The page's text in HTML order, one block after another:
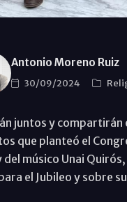
Antonio Moreno Ruiz
30/09/2024
juntos y
que planteó el
del músico Unai
el Jubileo y sobre